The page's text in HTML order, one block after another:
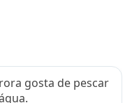
gosta de pescar